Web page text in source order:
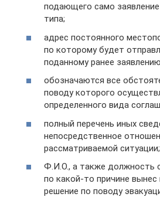
подающего само
типа;
адрес постоянного
по которому будет
поданному ранее
обозначаются все
поводу которого
определенного вида
полный перечень иных
непосредственное
рассматриваемой ситуации;
Ф.И.О., а также должность
по какой-то причине вынес
решение по поводу